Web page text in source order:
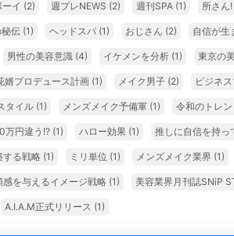
イ (2) 週プレNEWS (2) 週刊SPA (1) 所さん
伝 (1) ヘッドスパ (1) おじさん (2) 自信が生
男性の美容意識 (4) イケメンを分析 (1) 東京の
婿プロデュース計画 (1) メイク男子 (2) ビジネ
タイル (1) メンズメイク予備軍 (1) 令和のトレン
万円違う!? (1) ハロー効果 (1) 推しに自信を持っ
する戦略 (1) ミリ単位 (1) メンズメイク業界 (1)
を与えるイメージ戦略 (1) 美容業界月刊誌SNiP
A.I.A.M正式リリース (1)